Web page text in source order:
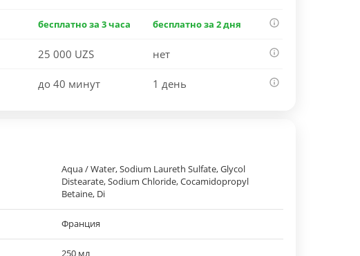
бесплатно за 3 часа бесплатно за 2 дня
25 000 UZS нет
до 40 минут 1 день
Aqua / Water, Sodium Laureth Sulfate, Glycol
Distearate, Sodium Chloride, Cocamidopropyl
Betaine, Di
Франция
250 мл